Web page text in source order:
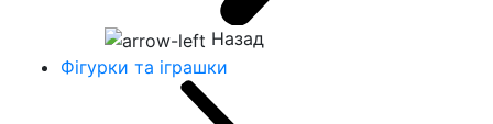
Назад
Фігурки та іграшки